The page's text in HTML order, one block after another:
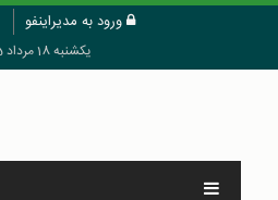
ورود به مدیراینفو
یکشنبه 18 مرداد 1405